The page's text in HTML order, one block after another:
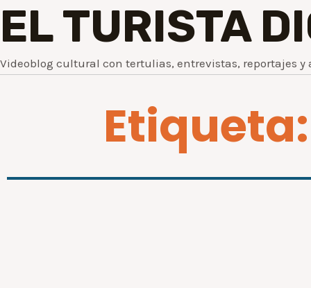
EL TURISTA
Videoblog cultural con tertulias, entrevistas, reportajes y
Etiqueta: